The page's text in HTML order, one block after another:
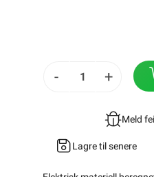
- +
Meld
Lagre til senere